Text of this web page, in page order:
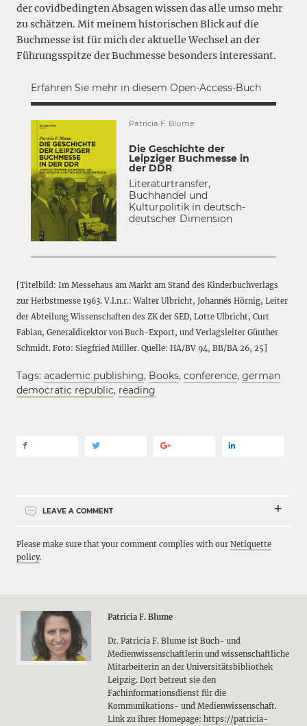
der covidbedingten Absagen wissen das alle umso mehr
zu schätzen. Mit meinem historischen Blick auf die
Buchmesse ist für mich der aktuelle Wechsel an der
Führungsspitze der Buchmesse besonders interessant.
Erfahren Sie mehr in diesem Open-Access-Buch
Patricia F. Blume
Die Geschichte der
Leipziger Buchmesse in
der DDR
Literaturtransfer,
Buchhandel und
Kulturpolitik in deutsch-
deutscher Dimension
[Titelbild: Im Messehaus am Markt am Stand des Kinderbuchverlags
zur Herbstmesse 1963. V.l.n.r.: Walter Ulbricht, Johannes Hörnig, Leiter
der Abteilung Wissenschaften des ZK der SED, Lotte Ulbricht, Curt
Fabian, Generaldirektor von Buch-Export, und Verlagsleiter Günther
Schmidt. Foto: Siegfried Müller. Quelle: HA/BV 94, BB/BA 26, 25]
Tags: academic publishing, Books, conference, german
democratic republic, reading
LEAVE A COMMENT
Please make sure that your comment complies with our Netiquette
policy.
Patricia F. Blume
Dr. Patricia F. Blume ist Buch- und
Medienwissenschaftlerin und wissenschaftliche
Mitarbeiterin an der Universitätsbibliothek
Leipzig. Dort betreut sie den
Fachinformationsdienst für die
Kommunikations- und Medienwissenschaft.
Link zu ihrer Homepage:https://patricia-